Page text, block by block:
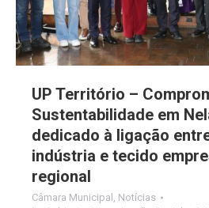
UP Território –
Sustentabilidade em
dedicado à ligação
indústria e tecido
regional
Câmara Municipal Notícias